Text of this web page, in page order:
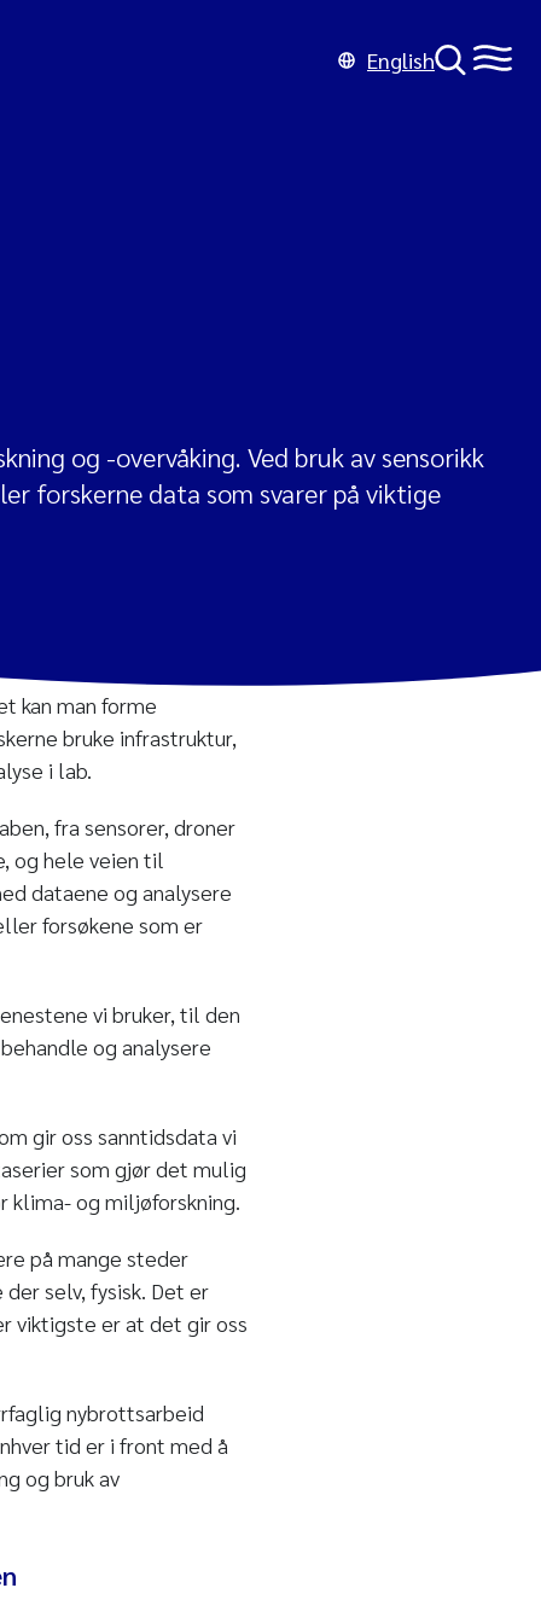
English
og -overvåking. Ved bruk av sensorikk
forskerne data som svarer på viktige
kan man forme
bruke infrastruktur,
i lab.
fra sensorer, droner
og hele veien til
dataene og analysere
forsøkene som er
vi bruker, til den
og analysere
gir oss sanntidsdata vi
som gjør det mulig
klima- og miljøforskning.
på mange steder
selv, fysisk. Det er
viktigste er at det gir oss
nybrottsarbeid
tid er i front med å
og bruk av